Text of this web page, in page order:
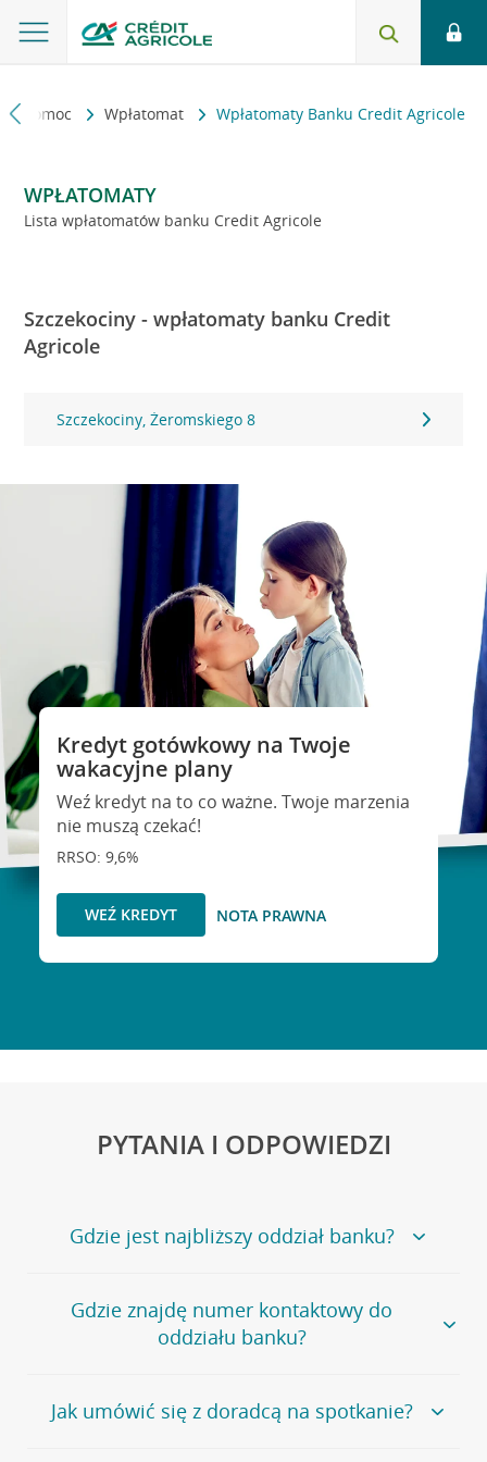
i pomoc Wpłatomat Wpłatomaty Banku Credit Agricole
WPŁATOMATY
Lista wpłatomatów banku Credit Agricole
Szczekociny - wpłatomaty banku Credit
Agricole
Szczekociny, Żeromskiego 8
Kredyt gotówkowy na Twoje
wakacyjne plany
Weź kredyt na to co ważne. Twoje marzenia
nie muszą czekać!
RRSO: 9,6%
WEŹ KREDYT NOTA PRAWNA
PYTANIA I ODPOWIEDZI
Gdzie jest najbliższy oddział banku?
Jeśli szukasz oddziału naszego banku, zapraszamy na
stronęPlacówki i bankomaty, na której znajduje się
wygodna wyszukiwarka.
oddziałów
Gdzie znajdę numer kontaktowy do
oddziału banku?
Bank Credit Agricole nie udostępnia ogólnego numeru
telefonu do placówki bankowej.
Jak umówić się z doradcą na spotkanie?